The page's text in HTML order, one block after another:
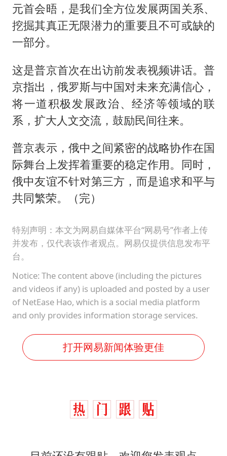
元首会晤，是我们全方位发展两国关系、
挖掘其真正无限潜力的重要且不可或缺的
一部分。
这是普京首次在出访前发表视频讲话。普
京指出，俄罗斯与中国对未来充满信心，
将一道积极发展政治、经济等领域的联
系，扩大人文交流，鼓励民间往来。
普京表示，俄中之间紧密的战略协作在国
际舞台上发挥着重要的稳定作用。同时，
俄中友谊不针对第三方，而是追求和平与
共同繁荣。（完）
特别声明：本文为网易自媒体平台“网易号”作者上传
并发布，仅代表该作者观点。网易仅提供信息发布平
台。
Notice: The content above (including the pictures
and videos if any) is uploaded and posted by a user
of NetEase Hao, which is a social media platform
and only provides information storage services.
打开网易新闻体验更佳